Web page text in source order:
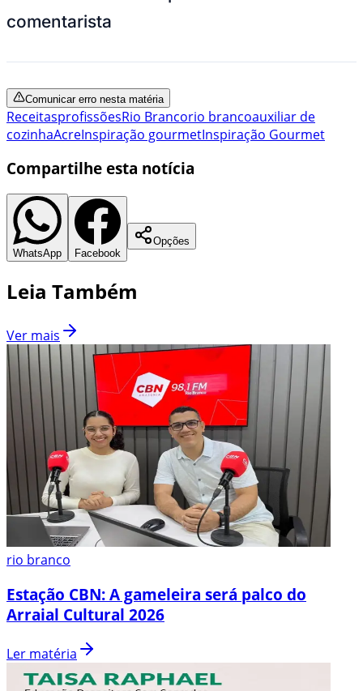
comentarista
Comunicar erro nesta matéria
ReceitasprofissõesRio Brancorio brancoauxiliar de
cozinhaAcreInspiração gourmetInspiração Gourmet
Compartilhe esta notícia
WhatsApp Facebook
Opções
Leia Também
Ver mais
rio branco
Estação CBN: A gameleira será palco do
Arraial Cultural 2026
Ler matéria